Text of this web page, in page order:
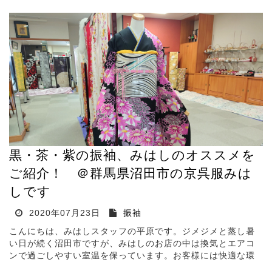
黒・茶・紫の振袖、みはしのオススメを
ご紹介！ ＠群馬県沼田市の京呉服みは
しです
2020年07月23日
振袖
こんにちは、みはしスタッフの平原です。ジメジメと蒸し暑
い日が続く沼田市ですが、みはしのお店の中は換気とエアコ
ンで過ごしやすい室温を保っています。お客様には快適な環